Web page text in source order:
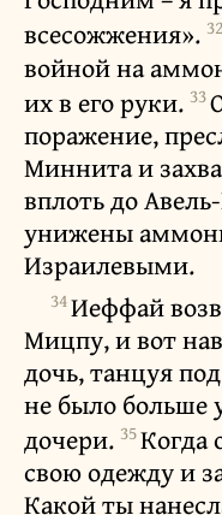
всесожжения». 32
войной на
их в его руки. 33
поражение,
Миннита и
вплоть до
унижены
Израилевыми.
34Иеффай
Мицпу, и вот
дочь, танцуя
не было больше
дочери. 35Когда
свою одежду и
Какой ты